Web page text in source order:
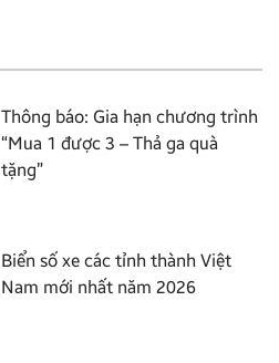
Thông báo: Gia hạn chương trình
“Mua 1 được 3 – Thả ga quà
tặng”
Biển số xe các tỉnh thành Việt
Nam mới nhất năm 2026